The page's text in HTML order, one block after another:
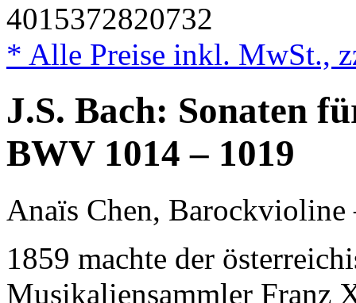
4015372820732
* Alle Preise inkl. MwSt.,
J.S. Bach: Sonaten
BWV 1014 – 1019
Anaïs Chen,
1859 machte der
Musikaliensammler Franz